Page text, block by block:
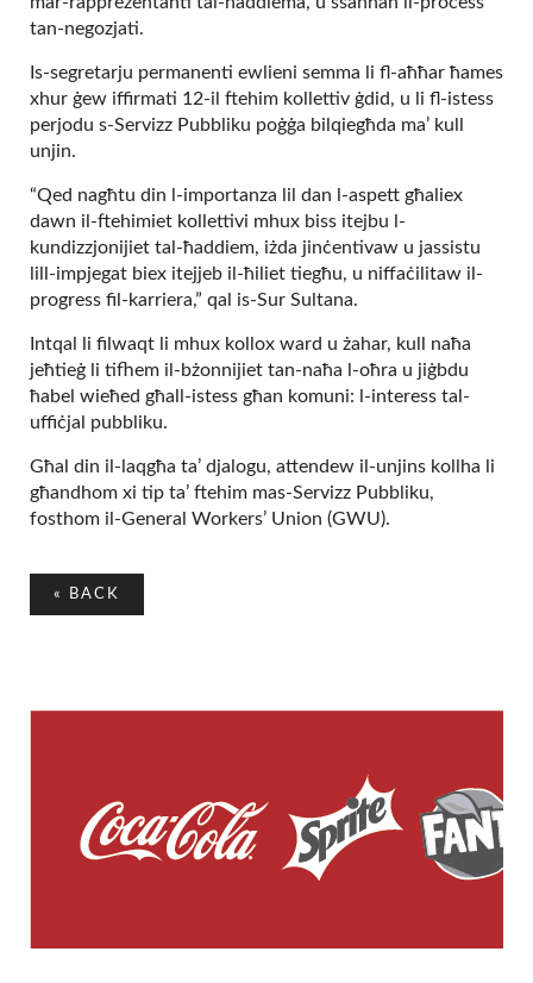
tan-negozjati.
Is-segretarju permanenti ewlieni semma li fl-aħħar ħames
xhur ġew iffirmati 12-il ftehim kollettiv ġdid, u li fl-istess
perjodu s-Servizz Pubbliku poġġa bilqiegħda ma’ kull
unjin.
“Qed nagħtu din l-importanza lil dan l-aspett għaliex
dawn il-ftehimiet kollettivi mhux biss itejbu l-
kundizzjonijiet tal-ħaddiem, iżda jinċentivaw u jassistu
lill-impjegat biex itejjeb il-ħiliet tiegħu, u niffaċilitaw il-
progress fil-karriera,” qal is-Sur Sultana.
Intqal li filwaqt li mhux kollox ward u żahar, kull naħa
jeħtieġ li tifhem il-bżonnijiet tan-naħa l-oħra u jiġbdu
ħabel wieħed għall-istess għan komuni: l-interess tal-
uffiċjal pubbliku.
Għal din il-laqgħa ta’ djalogu, attendew il-unjins kollha li
għandhom xi tip ta’ ftehim mas-Servizz Pubbliku,
fosthom il-General Workers’ Union (GWU).
« BACK